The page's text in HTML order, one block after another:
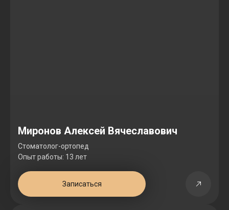
Миронов Алексей Вячеславович
Стоматолог-ортопед
Опыт работы: 13 лет
Записаться